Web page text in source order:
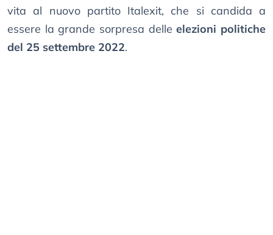
vita al nuovo partito Italexit, che si candida a
essere la grande sorpresa delleelezioni politiche
del 25 settembre 2022.